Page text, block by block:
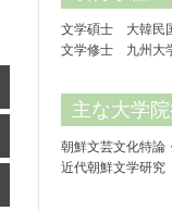
文学碩士 大韓民
文学修士 九州大
主な大学
朝鮮文芸文化特論
近代朝鮮文学研究